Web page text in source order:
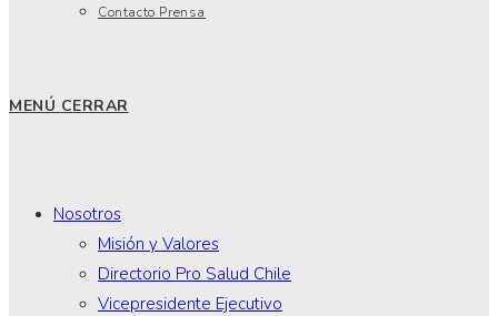
Contacto Prensa
MENÚ CERRAR
Nosotros
Misión y Valores
Directorio Pro Salud Chile
Vicepresidente Ejecutivo